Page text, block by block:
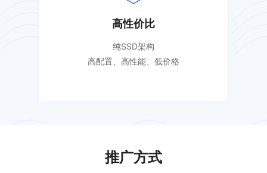
高性价比
纯SSD架构
高配置、高性能、低价格
推广方式